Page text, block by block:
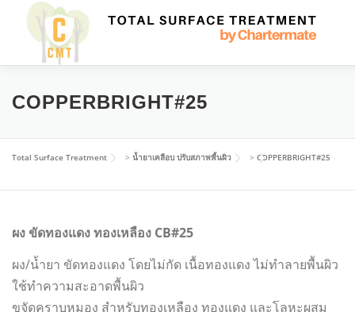
content
HOME เครื่องขัดเงา เครื่องลบคม
น้ำยาเคลือบ ปรับสภาพพื้นผิว CONTACT US TH
TH
VI
COPPERBRIGHT#25
Total Surface Treatment > น้ำยาเคลือบ ปรับสภาพพื้นผิว > COPPERBRIGHT#25
ผง ขัดทองแดง ทองเหลือง CB#25
ผง/น้ำยา ขัดทองแดง โดยไม่กัด เนื้อทองแดง ไม่ทำลายพื้นผิว
ใช้ทำความสะอาดพื้นผิว
ขจัดคราบหมอง สำหรับทองเหลือง ทองแดง และโลหะผสม